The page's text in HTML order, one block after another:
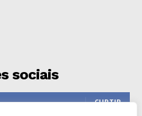
sociais
CURTIR